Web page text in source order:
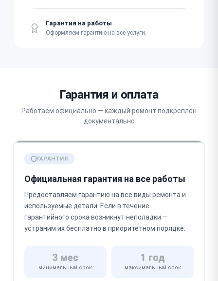
Гарантия на работы
Оформляем гарантию на все услуги.
Гарантия и оплата
Работаем официально — каждый ремонт подкреплён
документально
ГАРАНТИЯ
Официальная гарантия на все работы
Предоставляем гарантию на все виды ремонта и
используемые детали. Если в течение
гарантийного срока возникнут неполадки —
устраним их бесплатно в приоритетном порядке.
3 мес
минимальный срок
1 год
максимальный срок